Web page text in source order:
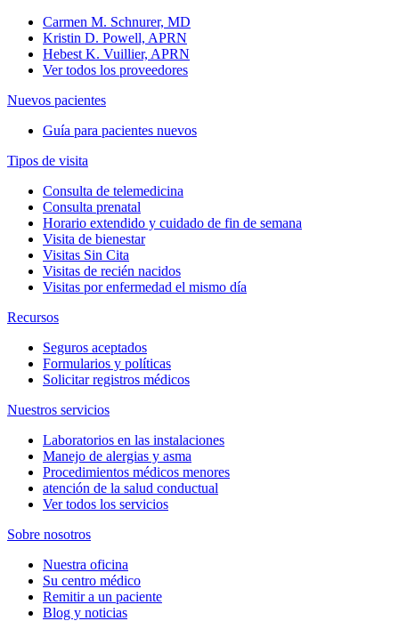
Carmen M. Schnurer, MD
Kristin D. Powell, APRN
Hebest K. Vuillier, APRN
Ver todos los proveedores
Nuevos pacientes
Guía para pacientes nuevos
Tipos de visita
Consulta de telemedicina
Consulta prenatal
Horario extendido y cuidado de fin de semana
Visita de bienestar
Visitas Sin Cita
Visitas de recién nacidos
Visitas por enfermedad el mismo día
Recursos
Seguros aceptados
Formularios y políticas
Solicitar registros médicos
Nuestros servicios
Laboratorios en las instalaciones
Manejo de alergias y asma
Procedimientos médicos menores
atención de la salud conductual
Ver todos los servicios
Sobre nosotros
Nuestra oficina
Su centro médico
Remitir a un paciente
Blog y noticias